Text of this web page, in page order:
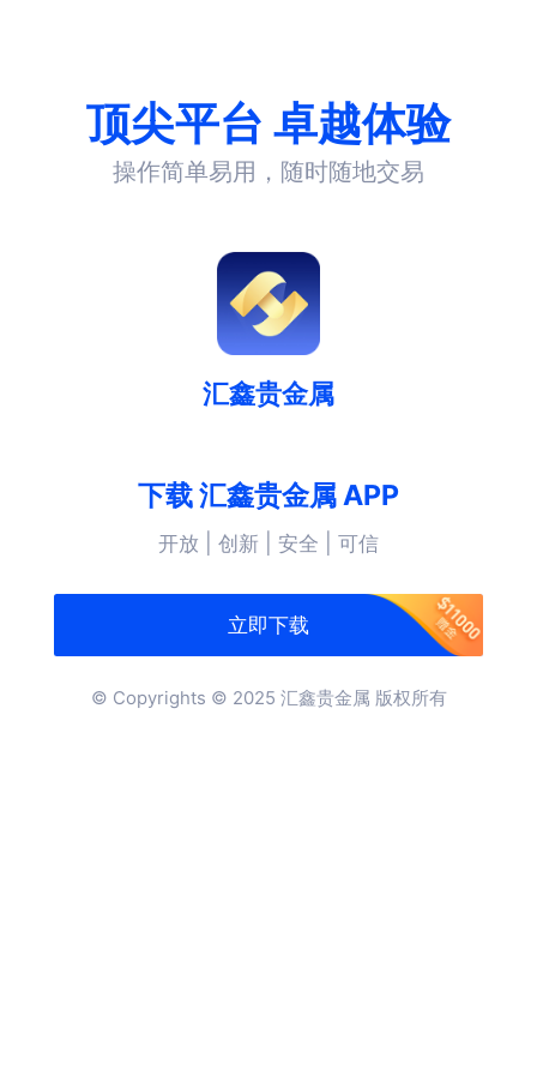
顶尖平台 卓越体验
操作简单易用，随时随地交易
汇鑫贵金属
下载 汇鑫贵金属 APP
开放 | 创新 | 安全 | 可信
立即下载
© Copyrights © 2025 汇鑫贵金属 版权所有